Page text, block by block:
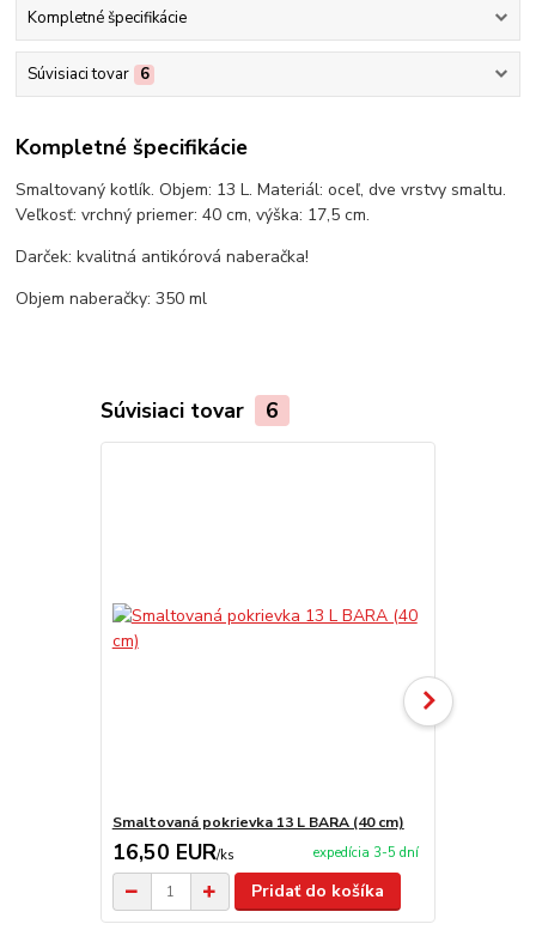
Kompletné špecifikácie
Súvisiaci tovar 6
Kompletné špecifikácie
Smaltovaný kotlík. Objem: 13 L. Materiál: oceľ, dve vrstvy smaltu.
Veľkosť: vrchný priemer: 40 cm, výška: 17,5 cm.
Darček: kvalitná antikórová naberačka!
Objem naberačky: 350 ml
Súvisiaci tovar 6
Smaltovaná pokrievka 13 L BARA (40 cm)
16,50 EUR/ks expedícia 3-5 dní
Pridať do košíka